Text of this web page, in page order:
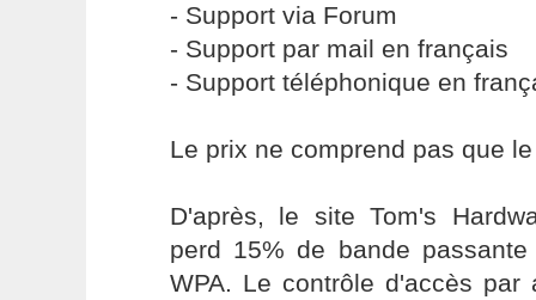
- Support via Forum
- Support par mail en français
- Support téléphonique en
Le prix ne comprend pas que
D'après, le site Tom's
perd 15% de bande
WPA. Le contrôle d'accès par